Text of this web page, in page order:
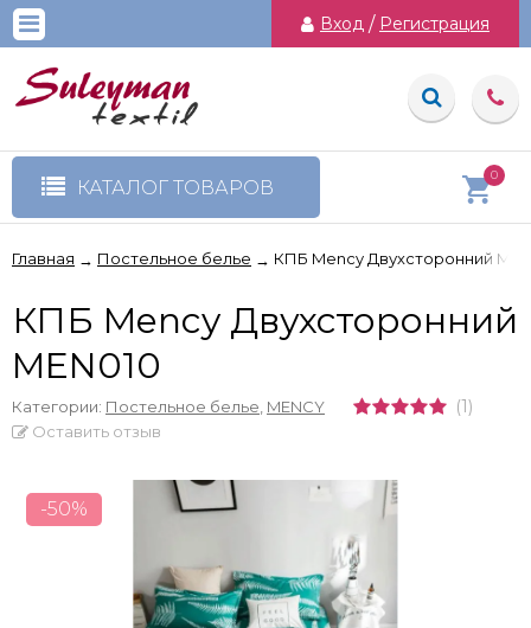
Вход / Регистрация
КАТАЛОГ ТОВАРОВ
0
Главная → Постельное белье → КПБ Mency Двухсторонний
КПБ Mency Двухсторонний
MEN010
Категории: Постельное белье MENCY (1)
Оставить отзыв
-50%